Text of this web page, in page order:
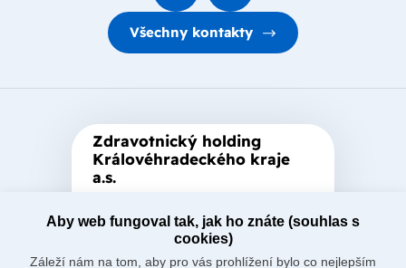
Všechny kontakty
Zdravotnický holding
Královéhradeckého kraje
a.s.
založená Královéhradeckým
krajem, který je jediným
Aby web fungoval tak, jak ho znáte (souhlas s
cookies)
Záleží nám na tom, aby pro vás prohlížení bylo co nejlepším